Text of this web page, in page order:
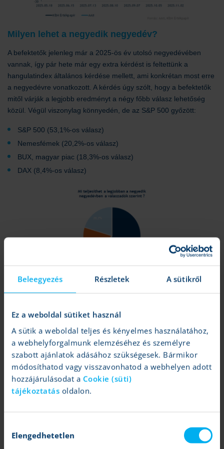
Beleegyezés Részletek A sütikről
Ez a weboldal sütiket használ
A sütik a weboldal teljes és kényelmes használatához,
a webhelyforgalmunk elemzéséhez és személyre
szabott ajánlatok adásához szükségesek. Bármikor
módosíthatod vagy visszavonhatod a webhelyen adott
hozzájárulásodat a Cookie (süti)
tájékoztatás oldalon.
kiválasztása
Elengedhetetlen
Milyen lehet a negyedik negyedév?
A befektetők jelenleg már a 2025-ös év utolsó negyedévében
vannak, így pár hete már egy extra kérdést is feltettünk a
hangulatindex általános kérdése mellett, ami konkrétan most erre
a negyedévre vonatkozott. A kérdés úgy szólt, hogy a befektetők
mitől várják a legjobb eredményt a négy főbb válasz lehetőség
közül. Végül viszonylag könnyedén, de az S&P 500 győzött:
S&P 500 (53,1%-os válasz)
Nemesfémek (20,2%-os válasz)
BUX, magyar piac (18,3%-os válasz)
DAX (8,4%-os válasz)
Az évből, és a negyedévből még sok van hátra, szóval győztest
európai és német piaci felülteljesítésből a szentiment szintjén már
nem sok maradt, illetve május közepe óta saját devizában
kifejezve a DAX is lemaradást mutatott. Látva az utóbbi hetek AI-
bejelentéseiről és amerikai technológiai szektoráról szóló híreit ez
talán nem akkora meglepetés, a következő heteket így érdemes
lehet figyelni.
jogi nyilatkozat